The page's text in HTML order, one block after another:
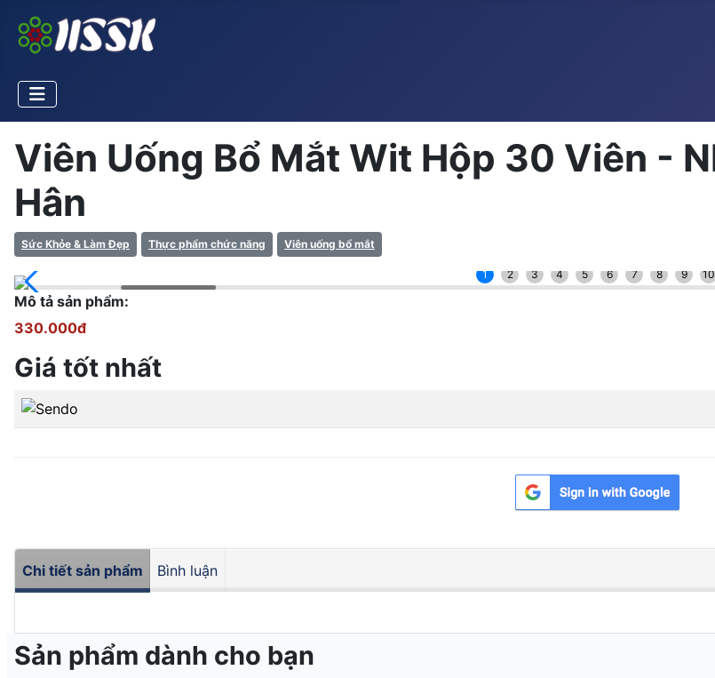
Viên Uống Bổ Mắt Wit Hộp 30 Viên -
Hân
Sức Khỏe & Làm Đẹp Thực phẩm chức năng Viên uống bổ mắt
1 2 3 4 5 6 7 8 9 10
Mô tả sản phẩm:
330.000đ
Giá tốt nhất
Chi tiết sản phẩm Bình luận
Sản phẩm dành cho bạn